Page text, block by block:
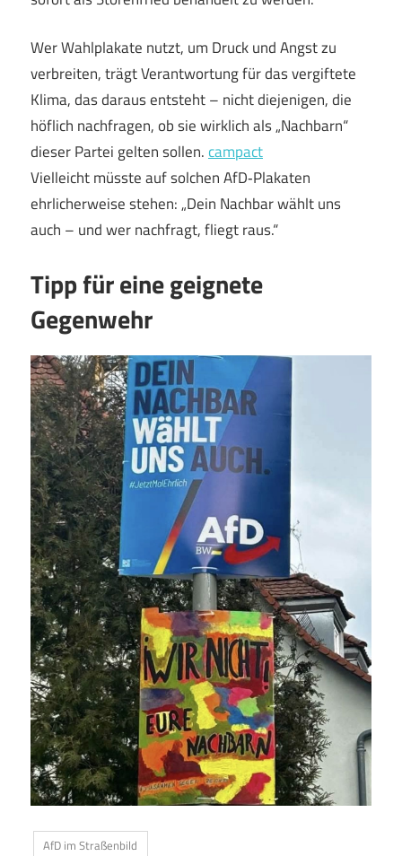
Wer Wahlplakate nutzt, um Druck und Angst zu
verbreiten, trägt Verantwortung für das vergiftete
Klima, das daraus entsteht – nicht diejenigen, die
höflich nachfragen, ob sie wirklich als „Nachbarn“
dieser Partei gelten sollen.campact
Vielleicht müsste auf solchen AfD‑Plakaten
ehrlicherweise stehen: „Dein Nachbar wählt uns
auch – und wer nachfragt, fliegt raus.“
Tipp für eine geignete
Gegenwehr
AfD im Straßenbild